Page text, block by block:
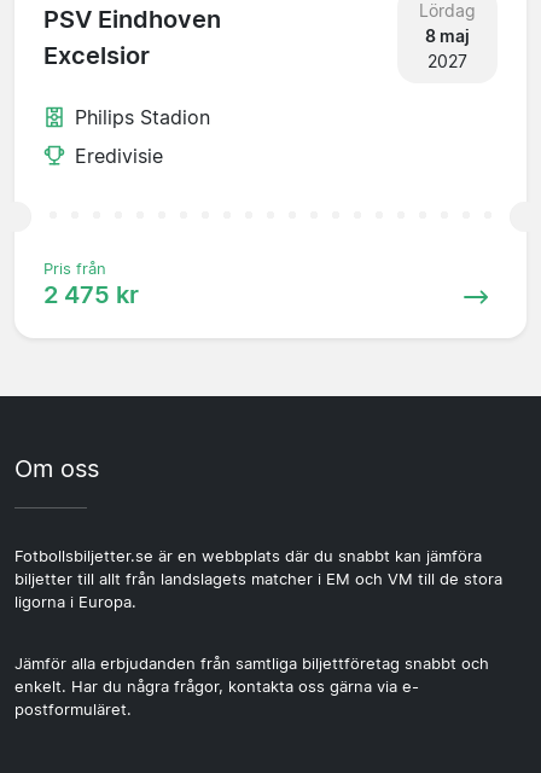
PSV Eindhoven
Excelsior
Lördag
8 maj
2027
Philips Stadion
Eredivisie
Pris från
2 475 kr
Om oss
Fotbollsbiljetter.se är en webbplats där du snabbt kan jämföra
biljetter till allt från landslagets matcher i EM och VM till de stora
ligorna i Europa.
Jämför alla erbjudanden från samtliga biljettföretag snabbt och
enkelt. Har du några frågor, kontakta oss gärna via e-
postformuläret.